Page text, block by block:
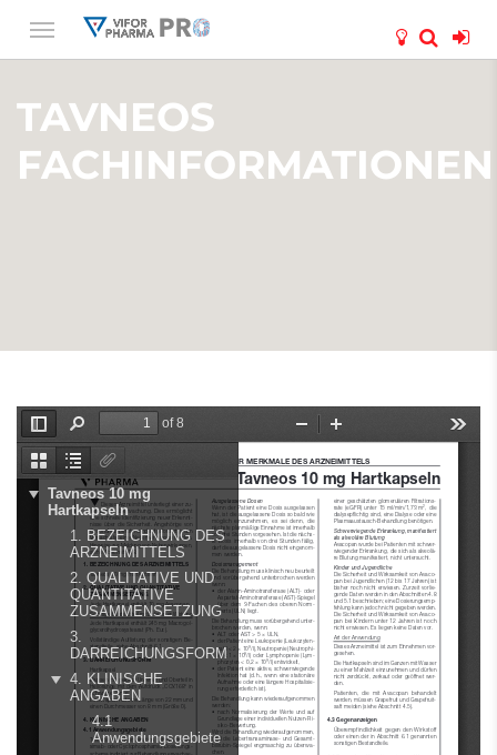
TAVNEOS
FACHINFORMATIONEN